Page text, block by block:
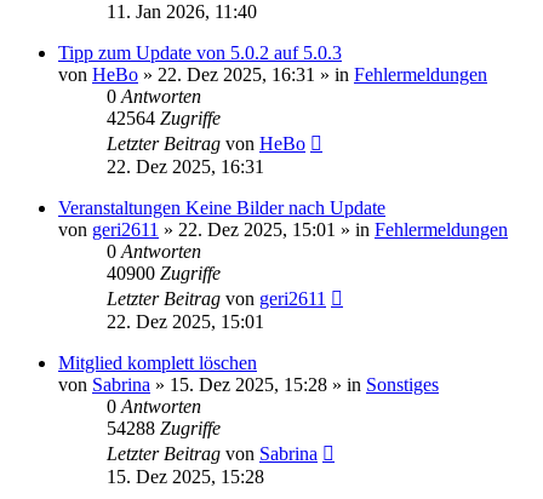
11. Jan 2026, 11:40
Tipp zum Update von 5.0.2 auf 5.0.3
von HeBo » 22. Dez 2025, 16:31 » in Fehlermeldungen
0 Antworten
42564 Zugriffe
Letzter Beitrag von HeBo
22. Dez 2025, 16:31
Veranstaltungen Keine Bilder nach Update
von geri2611 » 22. Dez 2025, 15:01 » in Fehlermeldungen
0 Antworten
40900 Zugriffe
Letzter Beitrag von geri2611
22. Dez 2025, 15:01
Mitglied komplett löschen
von Sabrina » 15. Dez 2025, 15:28 » in Sonstiges
0 Antworten
54288 Zugriffe
Letzter Beitrag von Sabrina
15. Dez 2025, 15:28